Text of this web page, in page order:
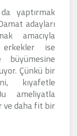
yaptırmak
adayları
amacıyla
erkekler ise
Çünkü bir
kıyafetle
ameliyatla
ve daha fit bir